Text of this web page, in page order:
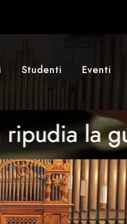
Studenti Eventi